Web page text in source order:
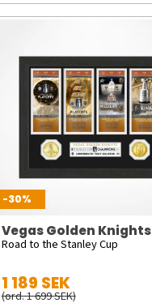
-30%
Vegas Golden Knights
Road to the Stanley Cup
1 189 SEK
(ord. 1 699 SEK)